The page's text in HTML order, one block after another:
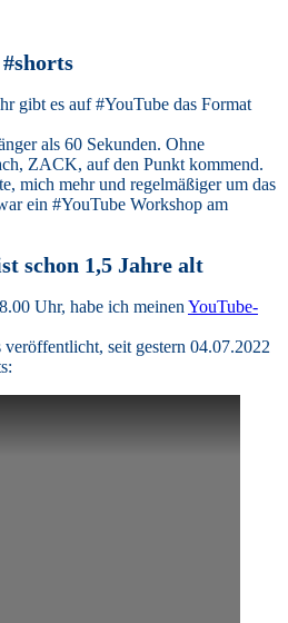
gibt es auf #YouTube das Format
als 60 Sekunden. Ohne
ZACK, auf den Punkt kommend.
mich mehr und regelmäßiger um das
ein #YouTube Workshop am
schon 1,5 Jahre alt
Uhr, habe ich meinen YouTube-
seit gestern 04.07.2022